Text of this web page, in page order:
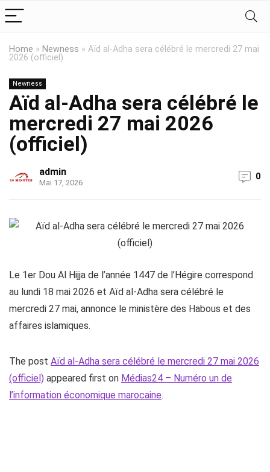
Home » Newness » Aïd al-Adha sera célébré le mercredi 27 mai
2026 (officiel)
Newness
Aïd al-Adha sera célébré le
mercredi 27 mai 2026
(officiel)
admin
Mai 17, 2026
0
Le 1er Dou Al Hijja de l’année 1447 de l’Hégire correspond
au lundi 18 mai 2026 et Aïd al-Adha sera célébré le
mercredi 27 mai, annonce le ministère des Habous et des
affaires islamiques.
The post Aïd al-Adha sera célébré le mercredi 27 mai 2026
(officiel) appeared first on Médias24 – Numéro un de
l’information économique marocaine.